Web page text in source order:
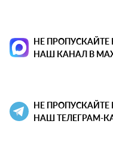
НЕ
НАШ КАНАЛ В
НЕ
НАШ ТЕЛЕГРАМ-